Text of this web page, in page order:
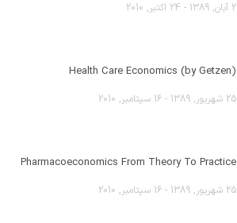
2 آبان, 1389 - 24 اکتبر, 2010
(Health Care Economics (by Getzen
25 شهریور, 1389 - 16 سپتامبر, 2010
Pharmacoeconomics From Theory To Practice
25 شهریور, 1389 - 16 سپتامبر, 2010